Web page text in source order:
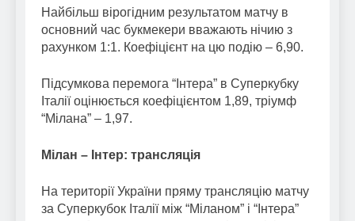
Найбільш вірогідним результатом матчу в
основний час букмекери вважають нічию з
рахунком 1:1. Коефіцієнт на цю подію – 6,90.
Підсумкова перемога “Інтера” в Суперкубку
Італії оцінюється коефіцієнтом 1,89, тріумф
“Мілана” – 1,97.
Мілан – Інтер: трансляція
На території України пряму трансляцію матчу
за Суперкубок Італії між “Міланом” і “Інтера”